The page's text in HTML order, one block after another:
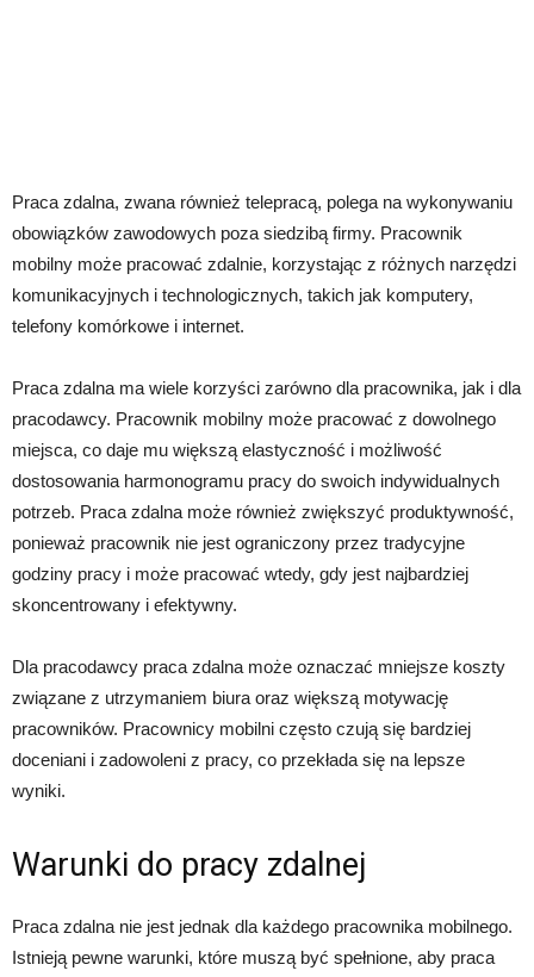
Praca zdalna, zwana również telepracą, polega na wykonywaniu
obowiązków zawodowych poza siedzibą firmy. Pracownik
mobilny może pracować zdalnie, korzystając z różnych narzędzi
komunikacyjnych i technologicznych, takich jak komputery,
telefony komórkowe i internet.
Praca zdalna ma wiele korzyści zarówno dla pracownika, jak i dla
pracodawcy. Pracownik mobilny może pracować z dowolnego
miejsca, co daje mu większą elastyczność i możliwość
dostosowania harmonogramu pracy do swoich indywidualnych
potrzeb. Praca zdalna może również zwiększyć produktywność,
ponieważ pracownik nie jest ograniczony przez tradycyjne
godziny pracy i może pracować wtedy, gdy jest najbardziej
skoncentrowany i efektywny.
Dla pracodawcy praca zdalna może oznaczać mniejsze koszty
związane z utrzymaniem biura oraz większą motywację
pracowników. Pracownicy mobilni często czują się bardziej
doceniani i zadowoleni z pracy, co przekłada się na lepsze
wyniki.
Warunki do pracy zdalnej
Praca zdalna nie jest jednak dla każdego pracownika mobilnego.
Istnieją pewne warunki, które muszą być spełnione, aby praca